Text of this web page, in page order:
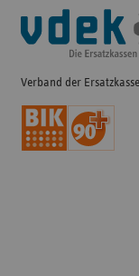
Fußleisten-
Navigation
Verband der